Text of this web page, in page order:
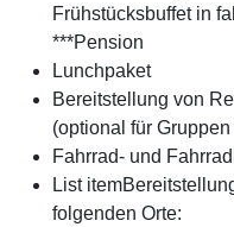
Frühstücksbuffet in
***Pension
Lunchpaket
Bereitstellung von
(optional für
Fahrrad- und
List
folgenden Orte: